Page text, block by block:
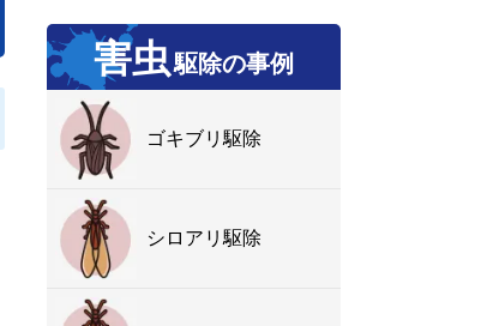
害虫駆除の事例
ゴキブリ駆除
シロアリ駆除